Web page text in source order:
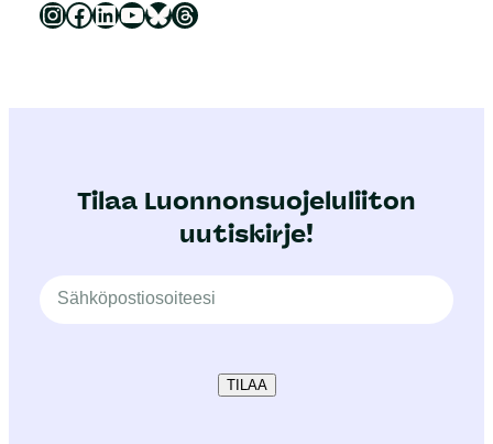
Luonnonsuojeluliitto Instagramissa Luonnonsuojeluliitto Facebookissa Luonnonsuojeluliitto LinkedInissä Luonnonsuojeluliiton YouTube-kanava Luonnonsuojeluliitto Blueskyssa Luonnonsuojeluliitto Threadsissa
Tilaa Luonnonsuojeluliiton
uutiskirje!
TILAA